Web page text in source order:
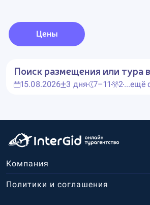
Цены
Поиск размещения или тура
15.08.2026 3 дня 7–11 2...ещё
Компания
Политики и соглашения